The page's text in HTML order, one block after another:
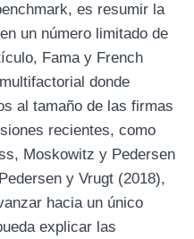
es resumir la
un número limitado de
Fama y French
donde
al tamaño de las firmas
recientes, como
Moskowitz y Pedersen
y Vrugt (2018),
hacia un único
explicar las